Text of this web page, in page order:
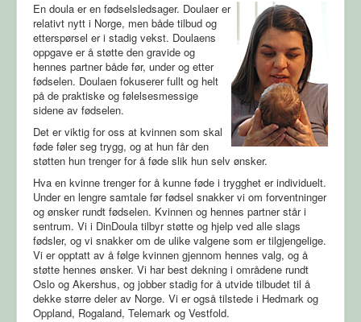
En doula er en fødselsledsager. Doulaer er
relativt nytt i Norge, men både tilbud og
etterspørsel er i stadig vekst. Doulaens
oppgave er å støtte den gravide og
hennes partner både før, under og etter
fødselen. Doulaen fokuserer fullt og helt
på de praktiske og følelsesmessige
sidene av fødselen.
Det er viktig for oss at kvinnen som skal
føde føler seg trygg, og at hun får den
støtten hun trenger for å føde slik hun selv ønsker.
Hva en kvinne trenger for å kunne føde i trygghet er individuelt.
Under en lengre samtale før fødsel snakker vi om forventninger
og ønsker rundt fødselen. Kvinnen og hennes partner står i
sentrum. Vi i DinDoula tilbyr støtte og hjelp ved alle slags
fødsler, og vi snakker om de ulike valgene som er tilgjengelige.
Vi er opptatt av å følge kvinnen gjennom hennes valg, og å
støtte hennes ønsker. Vi har best dekning i områdene rundt
Oslo og Akershus, og jobber stadig for å utvide tilbudet til å
dekke større deler av Norge. Vi er også tilstede i Hedmark og
Oppland, Rogaland, Telemark og Vestfold.